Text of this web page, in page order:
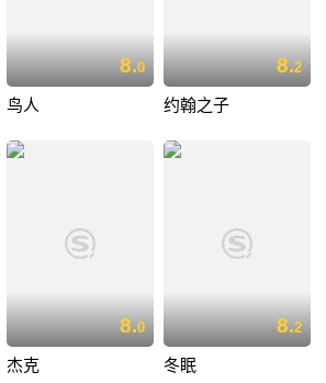
8.0
鸟人
8.2
约翰之子
8.0
杰克
8.2
冬眠